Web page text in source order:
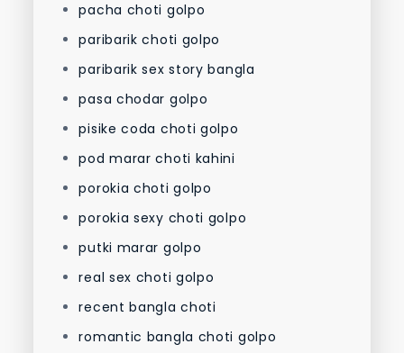
pacha choti golpo
paribarik choti golpo
paribarik sex story bangla
pasa chodar golpo
pisike coda choti golpo
pod marar choti kahini
porokia choti golpo
porokia sexy choti golpo
putki marar golpo
real sex choti golpo
recent bangla choti
romantic bangla choti golpo